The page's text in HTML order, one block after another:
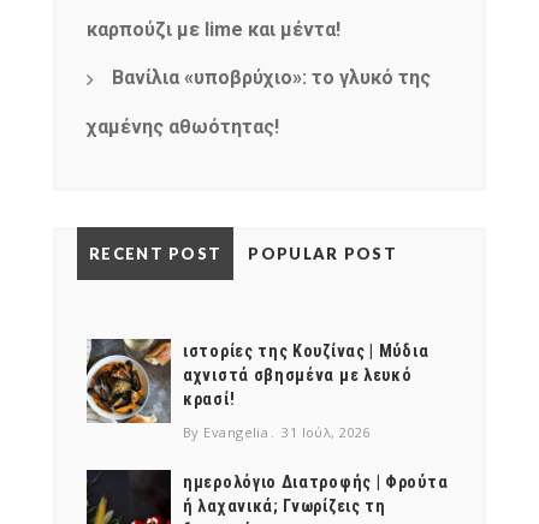
καρπούζι με lime και μέντα!
Βανίλια «υποβρύχιο»: το γλυκό της
χαμένης αθωότητας!
RECENT POST POPULAR POST
ιστορίες της Κουζίνας | Μύδια
αχνιστά σβησμένα με λευκό
κρασί!
By Evangelia 31 Ιούλ, 2026
ημερολόγιο Διατροφής | Φρούτα
ή λαχανικά; Γνωρίζεις τη